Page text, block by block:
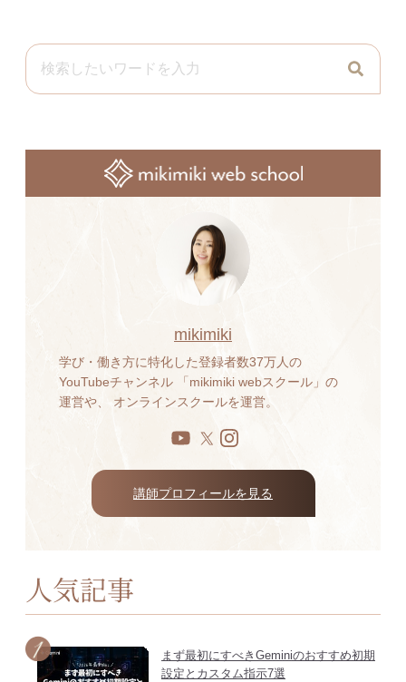
mikimiki
学び・働き方に特化した登録者数37万人の
YouTubeチャンネル 「mikimiki webスクール」の
運営や、 オンラインスクールを運営。
講師プロフィールを見る
人気記事
まず最初にすべきGeminiのおすすめ初期
設定とカスタム指示7選